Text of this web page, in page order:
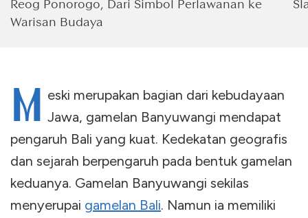
Reog Ponorogo, Dari Simbol Perlawanan ke
Warisan Budaya
M
eski merupakan bagian dari kebudayaan
Jawa, gamelan Banyuwangi mendapat
pengaruh Bali yang kuat. Kedekatan geografis
dan sejarah berpengaruh pada bentuk gamelan
keduanya. Gamelan Banyuwangi sekilas
menyerupai gamelan Bali. Namun ia memiliki